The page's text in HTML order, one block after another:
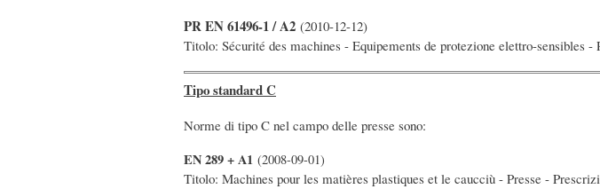
PR EN 61496-1 / A2 (2010-12-12)
Titolo: Sécurité des machines - Equipements de protezione elettro-sensibles
Tipo standard C
Norme di tipo C nel campo delle presse sono:
EN 289 + A1 (2008-09-01)
Titolo: Machines pour les matières plastiques et le caucciù - Presse -